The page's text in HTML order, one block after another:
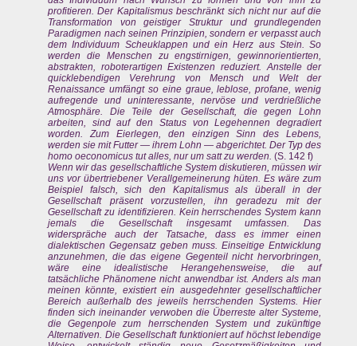
profitieren. Der Kapitalismus beschränkt sich nicht nur auf die
Transformation von geistiger Struktur und grundlegenden
Paradigmen nach seinen Prinzipien, sondern er verpasst auch
dem Individuum Scheuklappen und ein Herz aus Stein. So
werden die Menschen zu engstirnigen, gewinnorientierten,
abstrakten, roboterartigen Existenzen reduziert. Anstelle der
quicklebendigen Verehrung von Mensch und Welt der
Renaissance umfängt so eine graue, leblose, profane, wenig
aufregende und uninteressante, nervöse und verdrießliche
Atmosphäre. Die Teile der Gesellschaft, die gegen Lohn
arbeiten, sind auf den Status von Legehennen degradiert
worden. Zum Eierlegen, den einzigen Sinn des Lebens,
werden sie mit Futter — ihrem Lohn — abgerichtet. Der Typ des
homo oeconomicus tut alles, nur um satt zu werden. (S. 142 f)
Wenn wir das gesellschaftliche System diskutieren, müssen wir
uns vor übertriebener Verallgemeinerung hüten. Es wäre zum
Beispiel falsch, sich den Kapitalismus als überall in der
Gesellschaft präsent vorzustellen, ihn geradezu mit der
Gesellschaft zu identifizieren. Kein herrschendes System kann
jemals die Gesellschaft insgesamt umfassen. Das
widerspräche auch der Tatsache, dass es immer einen
dialektischen Gegensatz geben muss. Einseitige Entwicklung
anzunehmen, die das eigene Gegenteil nicht hervorbringen,
wäre eine idealistische Herangehensweise, die auf
tatsächliche Phänomene nicht anwendbar ist. Anders als man
meinen könnte, existiert ein ausgedehnter gesellschaftlicher
Bereich außerhalb des jeweils herrschenden Systems. Hier
finden sich ineinander verwoben die Überreste alter Systeme,
die Gegenpole zum herrschenden System und zukünftige
Alternativen. Die Gesellschaft funktioniert auf höchst lebendige